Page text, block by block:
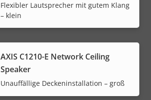
Flexibler Lautsprecher mit gutem Klang
– klein
AXIS C1210-E Network Ceiling
Speaker
Unauffällige Deckeninstallation – groß